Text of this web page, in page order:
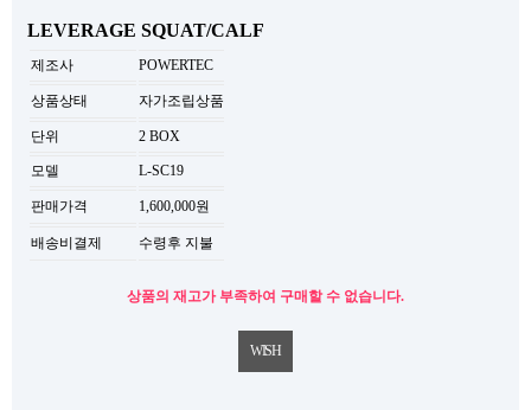
LEVERAGE SQUAT/CALF
제조사 POWERTEC
상품상태 자가조립상품
단위 2 BOX
모델 L-SC19
판매가격 1,600,000원
배송비결제 수령후 지불
상품의 재고가 부족하여 구매할 수 없습니다.
WISH